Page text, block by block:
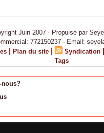
Juin 2007 - Propulsé par
772150237 - Email:
| Plan du site | Syndication |
Tags
nous?